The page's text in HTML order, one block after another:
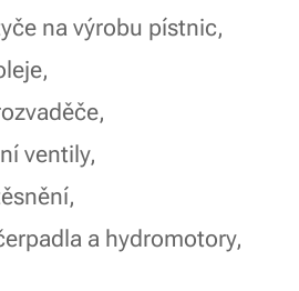
na výrobu pístnic,
ventily,
a hydromotory,